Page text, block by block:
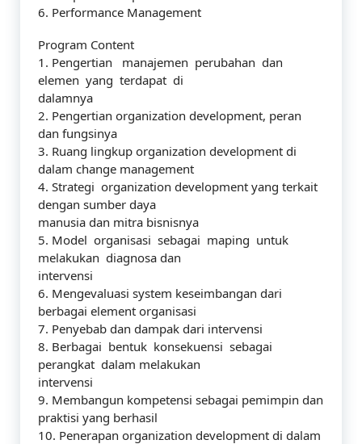
6. Performance Management
Program Content
1. Pengertian manajemen perubahan dan
elemen yang terdapat di
dalamnya
2. Pengertian organization development, peran
dan fungsinya
3. Ruang lingkup organization development di
dalam change management
4. Strategi organization development yang terkait
dengan sumber daya
manusia dan mitra bisnisnya
5. Model organisasi sebagai maping untuk
melakukan diagnosa dan
intervensi
6. Mengevaluasi system keseimbangan dari
berbagai element organisasi
7. Penyebab dan dampak dari intervensi
8. Berbagai bentuk konsekuensi sebagai
perangkat dalam melakukan
intervensi
9. Membangun kompetensi sebagai pemimpin dan
praktisi yang berhasil
10. Penerapan organization development di dalam